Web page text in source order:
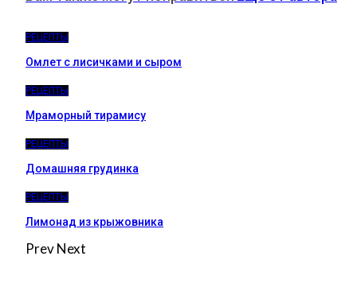
РЕЦЕПТЫ
Омлет с лисичками и сыром
РЕЦЕПТЫ
Мраморный тирамису
РЕЦЕПТЫ
Домашняя грудинка
РЕЦЕПТЫ
Лимонад из крыжовника
PrevNext